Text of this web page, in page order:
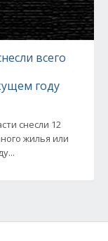
всего
году
снесли 12
жилья или